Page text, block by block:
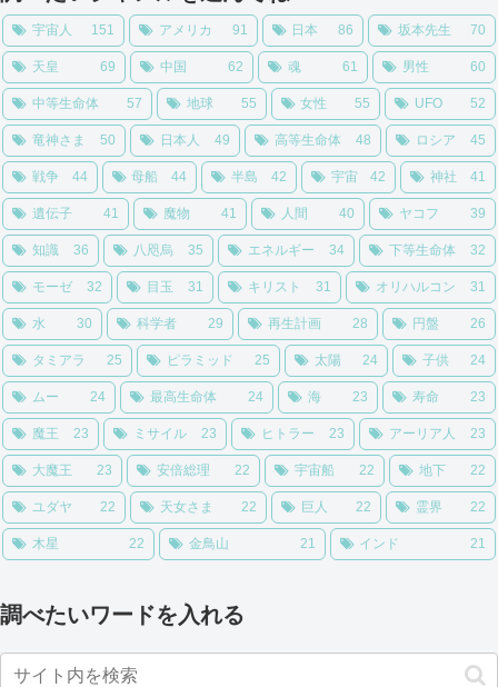
宇宙人 151 アメリカ 91 日本 86 坂本先生 70
天皇 69 中国 62 魂 61 男性 60
中等生命体 57 地球 55 女性 55 UFO 52
竜神さま 50 日本人 49 高等生命体 48 ロシア 45
戦争 44 母船 44 半島 42 宇宙 42 神社 41
遺伝子 41 魔物 41 人間 40 ヤコフ 39
知識 36 八咫烏 35 エネルギー 34 下等生命体 32
モーゼ 32 目玉 31 キリスト 31 オリハルコン 31
水 30 科学者 29 再生計画 28 円盤 26
タミアラ 25 ピラミッド 25 太陽 24 子供 24
ムー 24 最高生命体 24 海 23 寿命 23
魔王 23 ミサイル 23 ヒトラー 23 アーリア人 23
大魔王 23 安倍総理 22 宇宙船 22 地下 22
ユダヤ 22 天女さま 22 巨人 22 霊界 22
木星 22 金鳥山 21 インド 21
調べたいワードを入れる